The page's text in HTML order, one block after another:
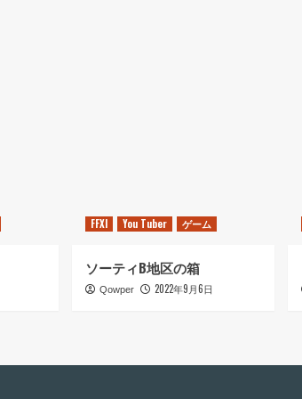
FFXI You Tuber ゲーム
ソーティB地区の箱
Qowper 2022年9月6日